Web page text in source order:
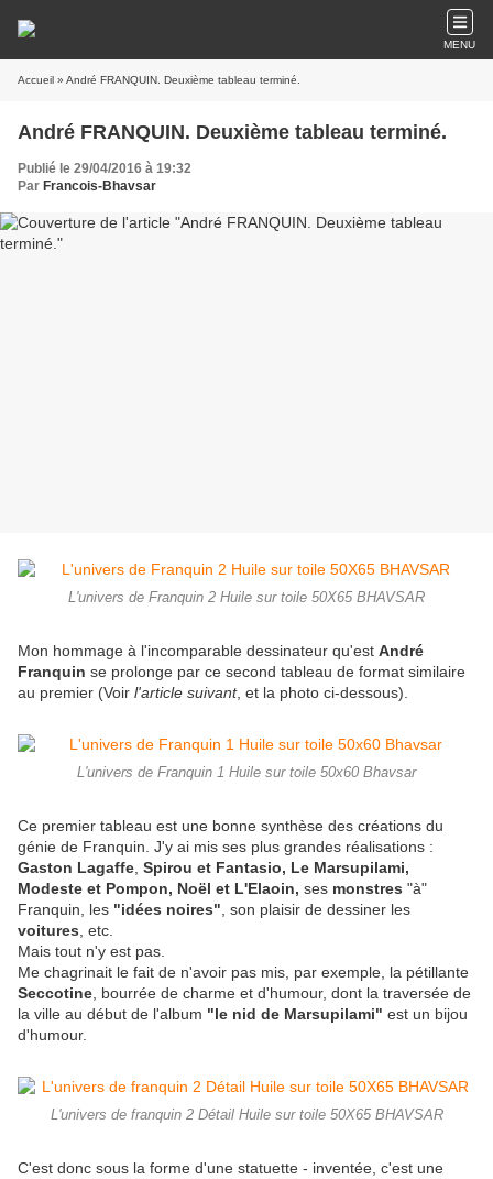
MENU
Accueil » André FRANQUIN. Deuxième tableau terminé.
André FRANQUIN. Deuxième tableau terminé.
Publié le 29/04/2016 à 19:32
Par Francois-Bhavsar
L'univers de Franquin 2 Huile sur toile 50X65 BHAVSAR
Mon hommage à l'incomparable dessinateur qu'est André
Franquin se prolonge par ce second tableau de format similaire
au premier (Voir l'article suivant, et la photo ci-dessous).
L'univers de Franquin 1 Huile sur toile 50x60 Bhavsar
Ce premier tableau est une bonne synthèse des créations du
génie de Franquin. J'y ai mis ses plus grandes réalisations :
Gaston Lagaffe Spirou et Fantasio, Le Marsupilami,
Modeste et Pompon, Noël et L'Elaoin, ses monstres "à"
Franquin, les "idées noires" , son plaisir de dessiner les
voitures , etc.
Mais tout n'y est pas.
Me chagrinait le fait de n'avoir pas mis, par exemple, la pétillante
Seccotine , bourrée de charme et d'humour, dont la traversée de
la ville au début de l'album "le nid de Marsupilami" est un bijou
d'humour.
L'univers de franquin 2 Détail Huile sur toile 50X65 BHAVSAR
C'est donc sous la forme d'une statuette - inventée, c'est une